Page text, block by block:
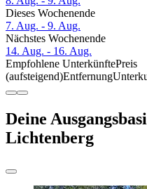
Dieses Wochenende
7. Aug. - 9. Aug.
Nächstes Wochenende
14. Aug. - 16. Aug.
Empfohlene UnterkünftePreis
(aufsteigend)Entfernung
Deine
Lichtenberg